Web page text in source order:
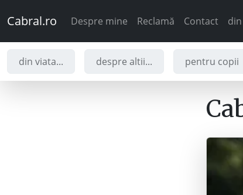
Cabral.ro Despre mine Reclamă Contact
din viata... despre altii... pentru copii